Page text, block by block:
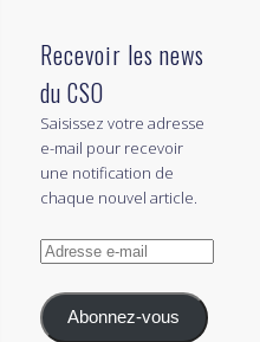
Recevoir les news
du CSO
Saisissez votre adresse
e-mail pour recevoir
une notification de
chaque nouvel article.
Adresse
mail
Abonnez-vous